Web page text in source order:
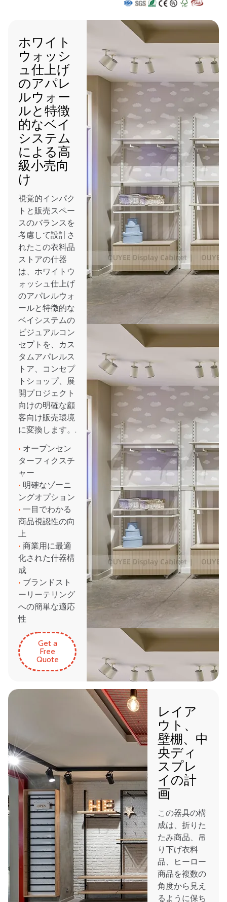
ホワイト
ウォッシ
ュ仕上げ
のアパレ
ルウォー
ルと特徴
的なベイ
システム
による高
級小売向
け
視覚的インパク
トと販売スペー
スのバランスを
考慮して設計さ
れたこの衣料品
ストアの什器
は、ホワイトウ
ォッシュ仕上げ
のアパレルウォ
ールと特徴的な
ベイシステムの
ビジュアルコン
セプトを、カス
タムアパレルス
トア、コンセプ
トショップ、展
開プロジェクト
向けの明確な顧
客向け販売環境
に変換します。.
• オープンセン
ターフィクスチ
ャー
• 明確なゾーニ
ングオプション
• 一目でわかる
商品視認性の向
上
• 商業用に最適
化された什器構
成
• ブランドスト
ーリーテリング
への簡単な適応
性
Get a
Free
Quote
レイア
ウト、
壁棚、中
央ディ
スプレ
イの計
画
この器具の構
成は、折りた
たみ商品、吊
り下げ衣料
品、ヒーロー
商品を複数の
角度から見え
るように保ち